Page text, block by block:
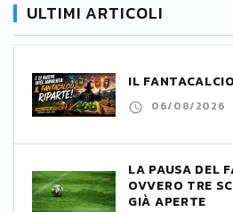
ULTIMI ARTICOLI
IL
06/08/2026
LA PAUSA DEL
OVVERO TRE
GIÀ APERTE